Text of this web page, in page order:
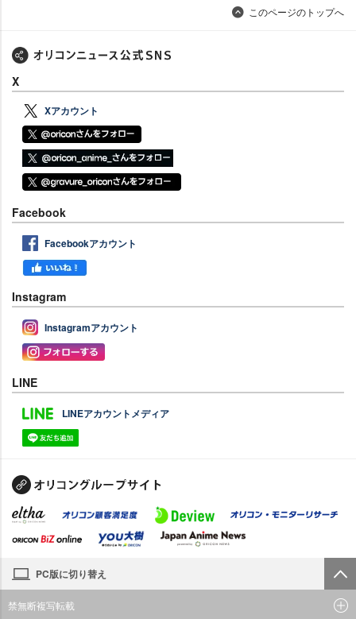
このページのトップへ
X
Xアカウント
Facebook
Facebookアカウント
Instagram
Instagramアカウント
LINE
LINEアカウントメディア
PC版に切り替え
禁無断複写転載